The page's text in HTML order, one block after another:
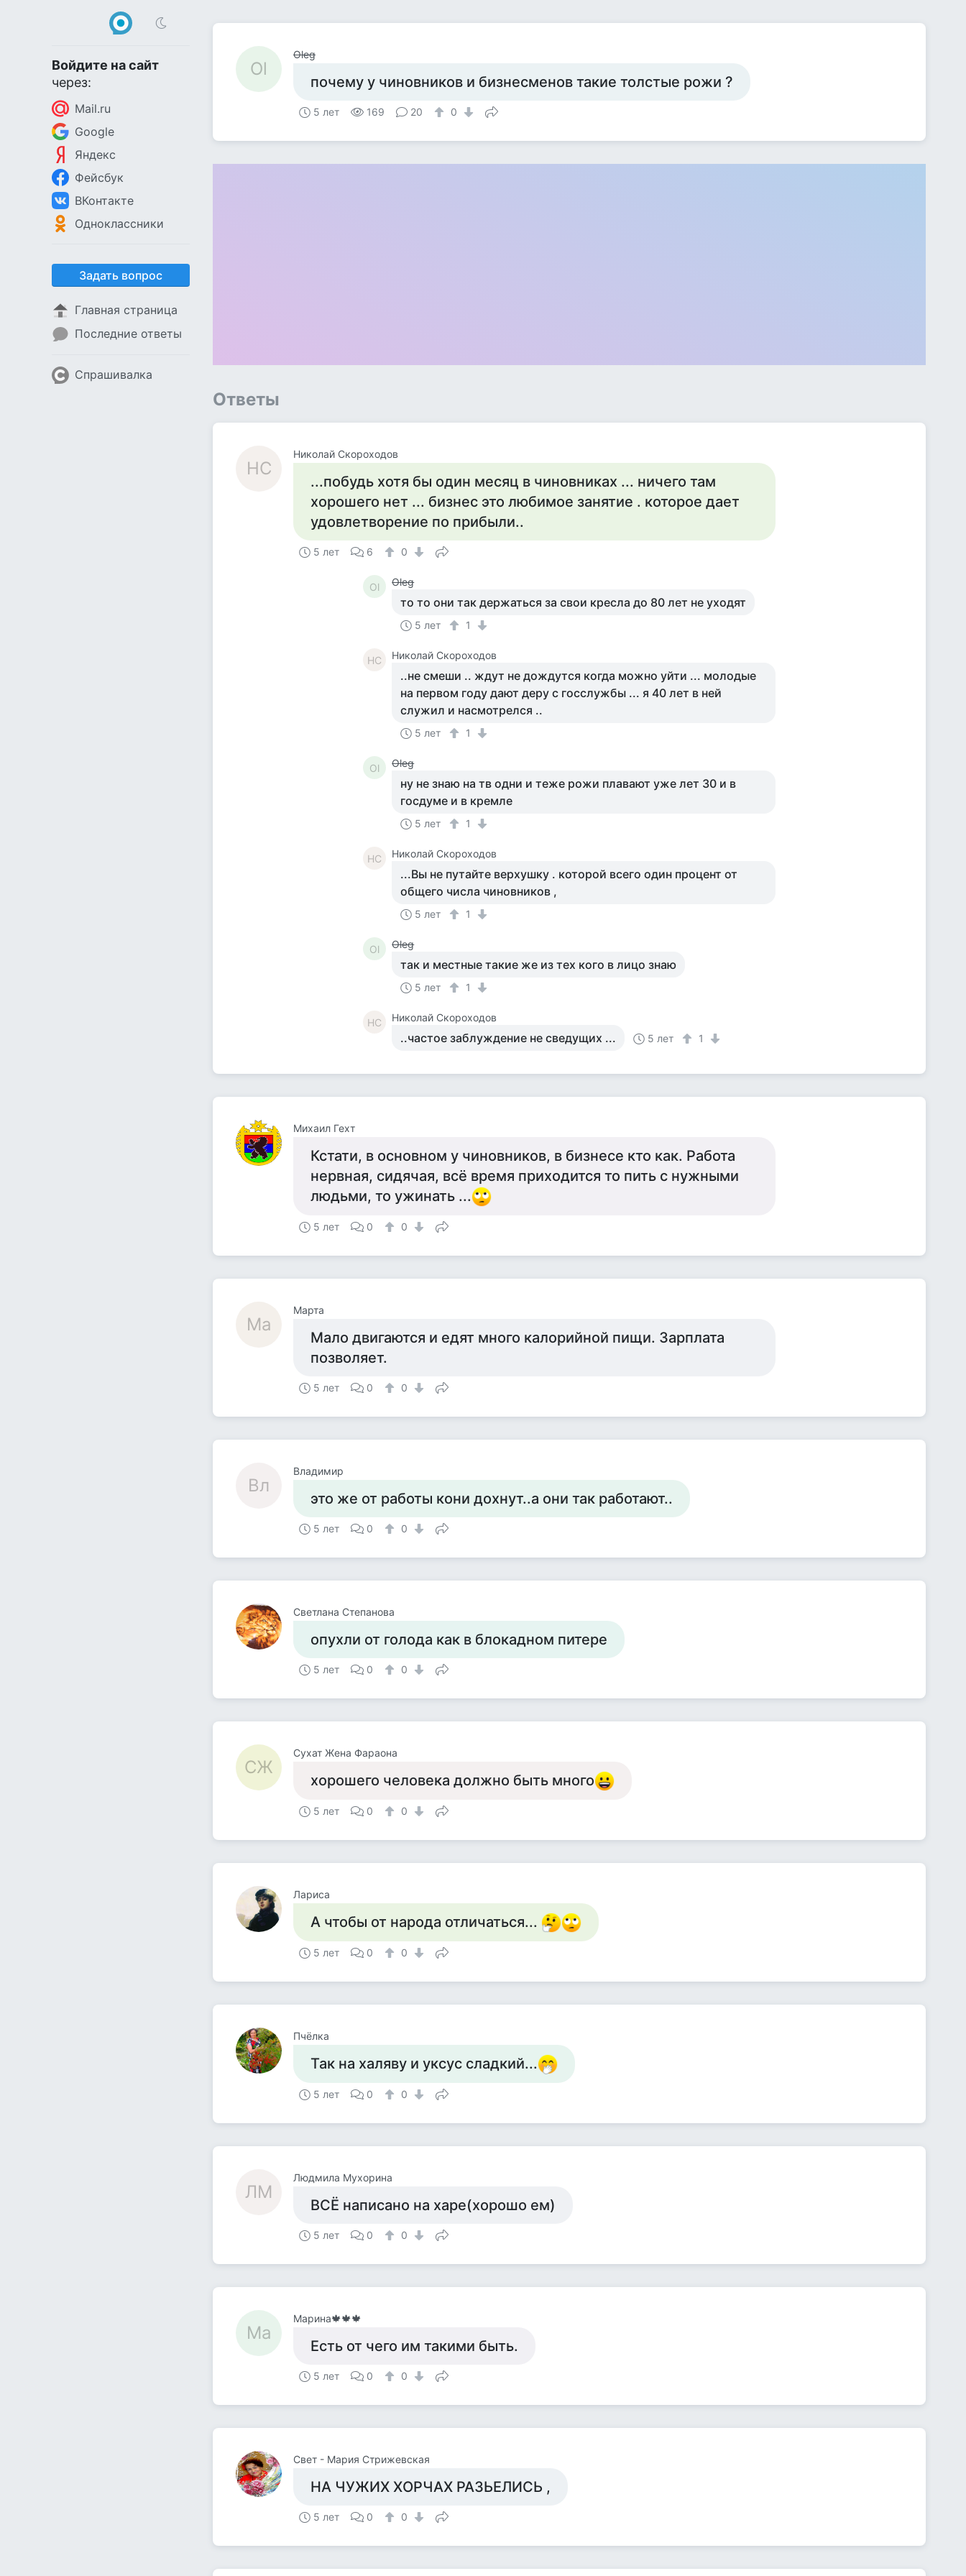
Войдите на сайт
через:
Mail.ru
Google
Яндекс
Фейсбук
ВКонтакте
Одноклассники
Задать вопрос
Главная страница
Последние ответы
Спрашивалка
Ol
Oleg
почему у чиновников и бизнесменов такие толстые рожи ?
5 лет 169 20 0
Ответы
НС
Николай Скороходов
...побудь хотя бы один месяц в чиновниках ... ничего там
хорошего нет ... бизнес это любимое занятие . которое дает
удовлетворение по прибыли..
5 лет 6 0
Ol Oleg
то то они так держаться за свои кресла до 80 лет не уходят
5 лет 1
НС Николай Скороходов
..не смеши .. ждут не дождутся когда можно уйти ... молодые
на первом году дают деру с госслужбы ... я 40 лет в ней
служил и насмотрелся ..
5 лет 1
Ol Oleg
ну не знаю на тв одни и теже рожи плавают уже лет 30 и в
госдуме и в кремле
5 лет 1
НС Николай Скороходов
...Вы не путайте верхушку . которой всего один процент от
общего числа чиновников ,
5 лет 1
Ol Oleg
так и местные такие же из тех кого в лицо знаю
5 лет 1
НС Николай Скороходов
..частое заблуждение не сведущих ... 5 лет 1
Михаил Гехт
Кстати, в основном у чиновников, в бизнесе кто как. Работа
нервная, сидячая, всё время приходится то пить с нужными
людьми, то ужинать ...
5 лет 0 0
Ма
Марта
Мало двигаются и едят много калорийной пищи. Зарплата
позволяет.
5 лет 0 0
Вл
Владимир
это же от работы кони дохнут..а они так работают..
5 лет 0 0
Светлана Степанова
опухли от голода как в блокадном питере
5 лет 0 0
СЖ
Сухат Жена Фараона
хорошего человека должно быть много
5 лет 0 0
Лариса
А чтобы от народа отличаться...
5 лет 0 0
Пчёлка
Так на халяву и уксус сладкий...
5 лет 0 0
ЛМ
Людмила Мухорина
ВСЁ написано на харе(хорошо ем)
5 лет 0 0
Ма
Марина🍁🍁🍁
Есть от чего им такими быть.
5 лет 0 0
Свет - Мария Стрижевская
НА ЧУЖИХ ХОРЧАХ РАЗЬЕЛИСЬ ,
5 лет 0 0